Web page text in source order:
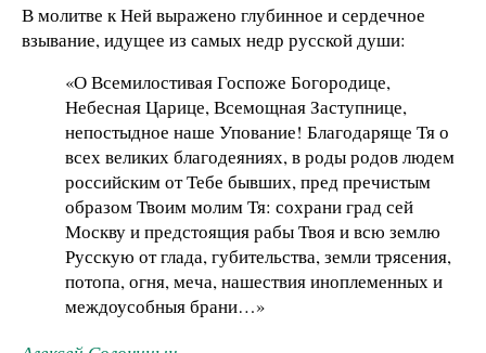
В молитве к Ней выражено глубинное и сердечное
взывание, идущее из самых недр русской души:
«О Всемилостивая Госпоже Богородице,
Небесная Царице, Всемощная Заступнице,
непостыдное наше Упование! Благодаряще Тя о
всех великих благодеяниях, в роды родов людем
российским от Тебе бывших, пред пречистым
образом Твоим молим Тя: сохрани град сей
Москву и предстоящия рабы Твоя и всю землю
Русскую от глада, губительства, земли трясения,
потопа, огня, меча, нашествия иноплеменных и
междоусобныя брани…»